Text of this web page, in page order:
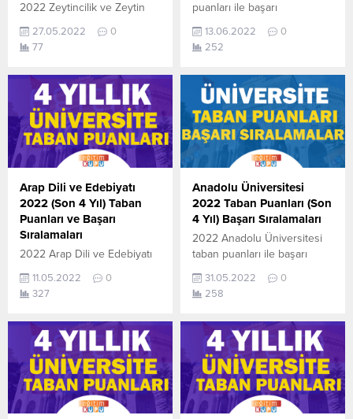
2022 Zeytincilik ve Zeytin
taban puanları ile başarı
sıralamaları açıklandı. En
tablodan ulaşabilirsiniz.
Zeytincilik ve Zeytin İşleme
Teknolojisi (2 Yıllık)
sıralama.2022 TYT AYT (YKS)
Taban Puanları, Kontenjanları
ve Başarı Sıralamaları
aşağıdaki gibidir. Bu puanlar
2021 ve 2020 yılına ait
önlisans (iki yıllık )üniversite
yerleştirme...
27.05.2022
0
77
puanları ile başarı
güncel haline aşağıdaki
tablodan ulaşabilirsiniz. Ted
TYT AYT (YKS) Taban
Puanları ve Başarı
Sıralamaları aşağıdaki gibidir.
Bu puanlar son 4 yılına ait
Üniversite yerleştirme
puanlarıdır. Sayfamızdaki
verilerin
tamamı ÖSYM ve YÖK-
YÖKATLAS tarafından
yayınlanmış olan en son
güncel puanlardır. Ted
Üniversitesi 2018...
13.06.2022
0
252
Arap Dili ve Edebiyatı
2022 (Son 4 Yıl) Taban
Puanları ve Başarı
Sıralamaları
2022 Arap Dili ve Edebiyatı
sıralamaları açıklandı. En
güncel haline aşağıdaki
TYT AYT (YKS) Taban
Puanları ve Başarı
Sıralamaları son 4 yıla ait
veriler aşağıdaki gibidir. Bu
puanlar 2021, 2020, 2019 ve
2018 yıllarına ait Üniversite
11.05.2022
0
327
Anadolu Üniversitesi
2022 Taban Puanları (Son
4 Yıl) Başarı Sıralamaları
2022 Anadolu Üniversitesi
taban puanları ile başarı
güncel haline aşağıdaki
tablodan ulaşabilirsiniz.
sıralama. 2022 TYT AYT
(YKS) Taban Puanları ve
Başarı Sıralamaları aşağıdaki
gibidir. Bu puanlar son 4
yılına ait Üniversite
yerleştirme
31.05.2022
0
258